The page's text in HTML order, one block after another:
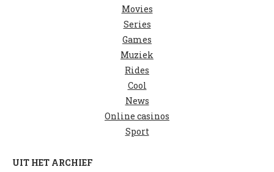
Movies
Series
Games
Muziek
Rides
Cool
News
Online casinos
Sport
UIT HET ARCHIEF